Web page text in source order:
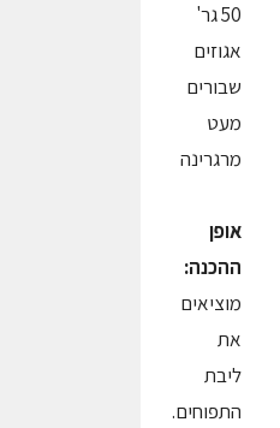
50 גר'
אגוזים
שבורים
מעט
מרגרינה
אופן
ההכנה:
מוציאים
את
ליבת
התפוחים.